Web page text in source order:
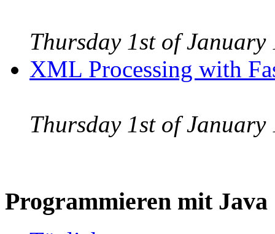
Thursday 1st of
XML Processing with
Thursday 1st of
Programmieren mit